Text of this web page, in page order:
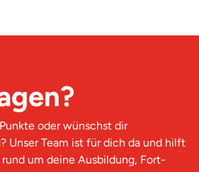
oder wünschst dir
Unser Team ist für dich da und hilft
um deine Ausbildung, Fort-